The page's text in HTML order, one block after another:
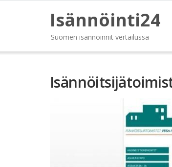
Isännöinti24
Suomen isännöinnit vertailussa